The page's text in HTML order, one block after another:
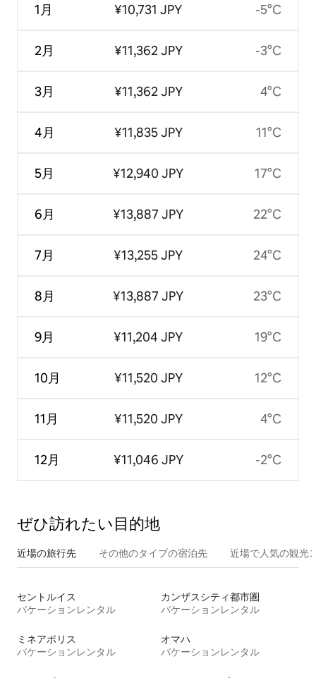
1月
2月
3月
4月
5月
6月
7月
8月
9月
10月
11月
12月
¥10,731 JPY
¥11,362 JPY
¥11,362 JPY
¥11,835 JPY
¥12,940 JPY
¥13,887 JPY
¥13,255 JPY
¥13,887 JPY
¥11,204 JPY
¥11,520 JPY
¥11,520 JPY
¥11,046 JPY
-5°C
-3°C
4°C
11°C
17°C
22°C
24°C
23°C
19°C
12°C
4°C
-2°C
ぜひ訪⁠れ⁠た⁠い目⁠的⁠地
近場の旅行先 その他のタ⁠イ⁠プ⁠の宿⁠泊⁠先 近場で人気の観光
セントルイス
バケーションレンタル
カンザスシティ都市圏
バケーションレンタル
ミネアポリス
バケーションレンタル
オマハ
バケーションレンタル